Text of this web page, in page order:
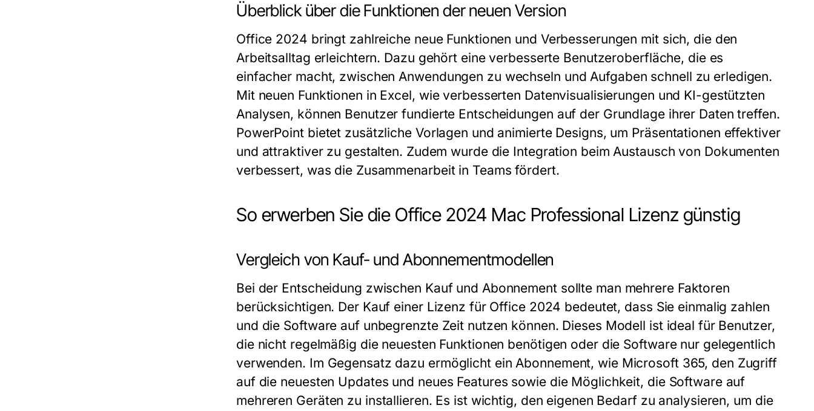
Überblick über die Funktionen der neuen Version
Office 2024 bringt zahlreiche neue Funktionen und Verbesserungen mit sich, die den
Arbeitsalltag erleichtern. Dazu gehört eine verbesserte Benutzeroberfläche, die es
einfacher macht, zwischen Anwendungen zu wechseln und Aufgaben schnell zu erledigen.
Mit neuen Funktionen in Excel, wie verbesserten Datenvisualisierungen und KI-gestützten
Analysen, können Benutzer fundierte Entscheidungen auf der Grundlage ihrer Daten treffen.
PowerPoint bietet zusätzliche Vorlagen und animierte Designs, um Präsentationen effektiver
und attraktiver zu gestalten. Zudem wurde die Integration beim Austausch von Dokumenten
verbessert, was die Zusammenarbeit in Teams fördert.
So erwerben Sie die Office 2024 Mac Professional Lizenz günstig
Vergleich von Kauf- und Abonnementmodellen
Bei der Entscheidung zwischen Kauf und Abonnement sollte man mehrere Faktoren
berücksichtigen. Der Kauf einer Lizenz für Office 2024 bedeutet, dass Sie einmalig zahlen
und die Software auf unbegrenzte Zeit nutzen können. Dieses Modell ist ideal für Benutzer,
die nicht regelmäßig die neuesten Funktionen benötigen oder die Software nur gelegentlich
verwenden. Im Gegensatz dazu ermöglicht ein Abonnement, wie Microsoft 365, den Zugriff
auf die neuesten Updates und neues Features sowie die Möglichkeit, die Software auf
mehreren Geräten zu installieren. Es ist wichtig, den eigenen Bedarf zu analysieren, um die